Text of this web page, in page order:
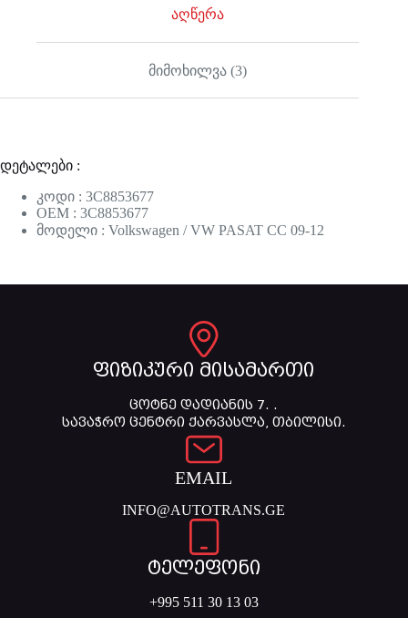
აღწერა
მიმოხილვა (3)
დეტალები :
კოდი : 3C8853677
OEM : 3C8853677
მოდელი : Volkswagen / VW PASAT CC 09-12
ფიზიკური მისამართი
ცოტნე დადიანის 7. .
სავაჭრო ცენტრი ქარვასლა, თბილისი.
EMAIL
INFO@AUTOTRANS.GE
ტელეფონი
+995 511 30 13 03